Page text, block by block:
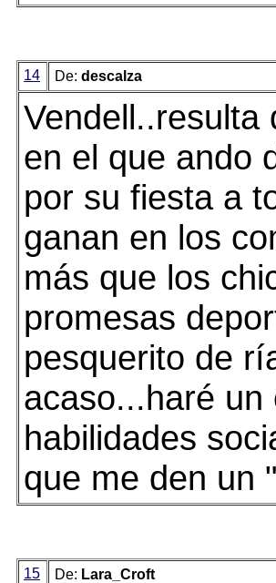
14 De: descalza
Vendell..resulta
en el que ando
por su fiesta a
ganan en los
más que los
promesas
pesquerito de
acaso...haré un
habilidades
que me den un
15 De: Lara_Croft